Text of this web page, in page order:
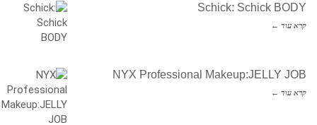
Schick: Schick BODY
קרא עוד ←
NYX Professional Makeup:JELLY JOB
קרא עוד ←